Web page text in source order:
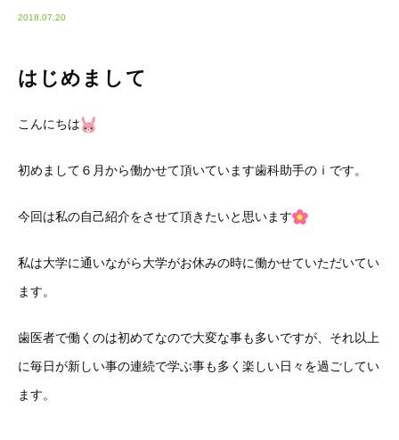
2018.07.20
はじめまして
こんにちは
初めまして６月から働かせて頂いています歯科助手のｉです。
今回は私の自己紹介をさせて頂きたいと思います
私は大学に通いながら大学がお休みの時に働かせていただいてい
ます。
歯医者で働くのは初めてなので大変な事も多いですが、それ以上
に毎日が新しい事の連続で学ぶ事も多く楽しい日々を過ごしてい
ます。